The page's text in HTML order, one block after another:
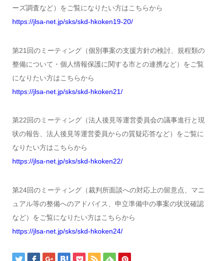
ーズ調査など）をご覧になりたい方はこちらから
https://jlsa-net.jp/sks/skd-hkoken19-20/
第21回のミーティング（個別事案の支援方針の検討、規程類の
整備について・個人情報保護に関する市との連携など）をご覧
になりたい方はこちらから
https://jlsa-net.jp/sks/skd-hkoken21/
第22回のミーティング（法人後見等運営委員会の議事進行と現
状の報告、法人後見等運営委員からの質疑応答など）をご覧に
なりたい方はこちらから
https://jlsa-net.jp/sks/skd-hkoken22/
第24回のミーティング（裁判所面談への対応上の留意点、マニ
ュアル等の整備へのアドバイス、申立準備中の事案の状況確認
など）をご覧になりたい方はこちらから
https://jlsa-net.jp/sks/skd-hkoken24/